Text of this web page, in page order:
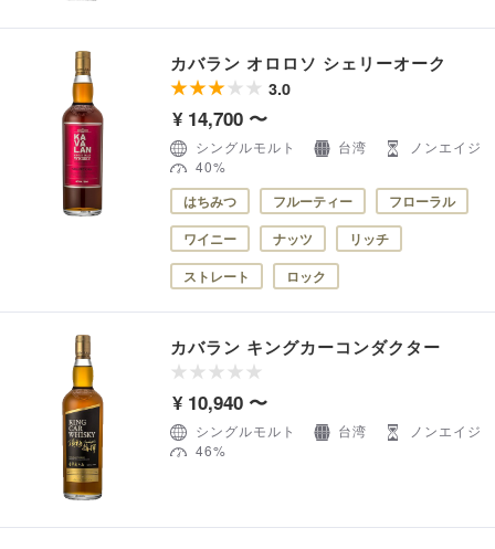
カバラン オロロソ シェリーオーク
3.0
¥ 14,700 〜
シングルモルト 台湾
ノンエイジ
40%
はちみつ フルーティー
フローラル
ワイニー
ナッツ
リッチ
ストレート
ロック
カバラン キングカーコンダクター
¥ 10,940 〜
シングルモルト 台湾
ノンエイジ
46%